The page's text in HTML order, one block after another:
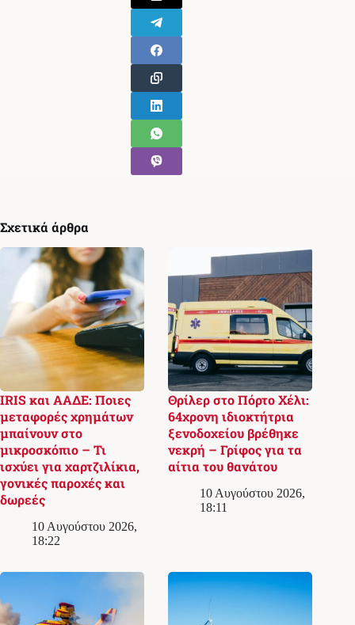
Σχετικά άρθρα
IRIS και ΑΑΔΕ: Ποιες
μεταφορές χρημάτων
μπαίνουν στο
μικροσκόπιο – Τι
ισχύει για χαρτζιλίκια,
γονικές παροχές και
δωρεές
10 Αυγούστου 2026,
18:22
Θρίλερ στο Πόρτο Χέλι:
64χρονη ιδιοκτήτρια
ξενοδοχείου βρέθηκε
νεκρή – Γρίφος για τα
αίτια του θανάτου
10 Αυγούστου 2026,
18:11